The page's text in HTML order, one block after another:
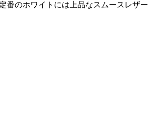
番のホワイトには上品なスムースレザー